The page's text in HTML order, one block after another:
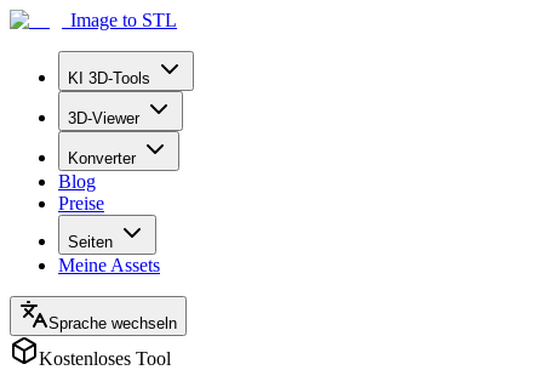
Image to STL
KI 3D-Tools
3D-Viewer
Konverter
Blog
Preise
Seiten
Meine Assets
Sprache wechseln
Kostenloses Tool